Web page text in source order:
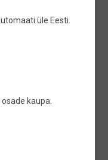
üle Eesti.
kaupa.